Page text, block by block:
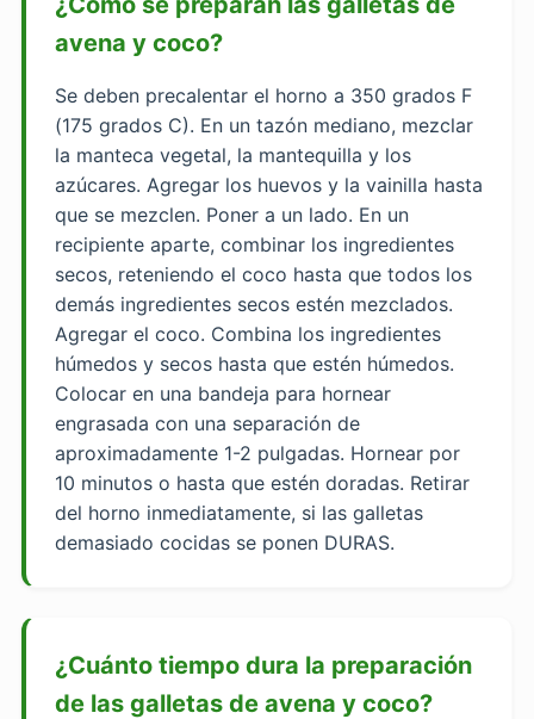
avena y coco?
Se deben precalentar el horno a 350 grados F
(175 grados C). En un tazón mediano, mezclar
la manteca vegetal, la mantequilla y los
azúcares. Agregar los huevos y la vainilla hasta
que se mezclen. Poner a un lado. En un
recipiente aparte, combinar los ingredientes
secos, reteniendo el coco hasta que todos los
demás ingredientes secos estén mezclados.
Agregar el coco. Combina los ingredientes
húmedos y secos hasta que estén húmedos.
Colocar en una bandeja para hornear
engrasada con una separación de
aproximadamente 1-2 pulgadas. Hornear por
10 minutos o hasta que estén doradas. Retirar
del horno inmediatamente, si las galletas
demasiado cocidas se ponen DURAS.
¿Cuánto tiempo dura la preparación
de las galletas de avena y coco?